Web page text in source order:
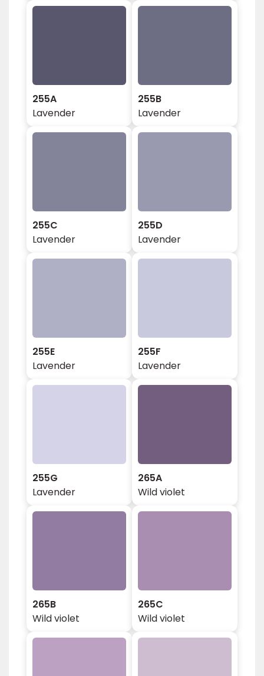
255A
Lavender
255B
Lavender
255C
Lavender
255D
Lavender
255E
Lavender
255F
Lavender
255G
Lavender
265A
Wild violet
265B
Wild violet
265C
Wild violet